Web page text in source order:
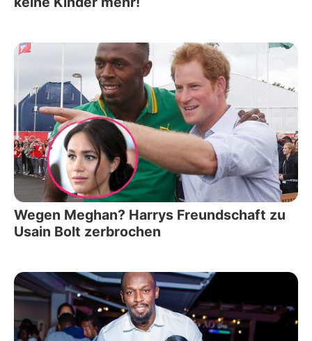
Wegen Meghan? Harrys Freundschaft zu
Usain Bolt zerbrochen